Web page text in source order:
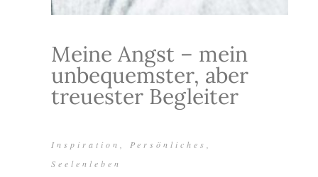
Meine Angst – mein
unbequemster, aber
treuester Begleiter
Inspiration Persönliches
Seelenleben